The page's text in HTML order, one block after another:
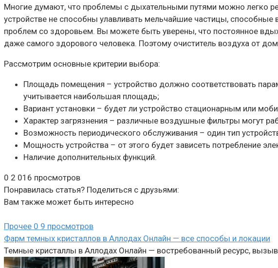
Многие думают, что проблемы с дыхательными путями можно легко
устройстве не способны улавливать мельчайшие частицы, способные
проблем со здоровьем. Вы можете быть уверены, что постоянное
даже самого здорового человека. Поэтому очиститель воздуха от
Рассмотрим основные критерии выбора:
Площадь помещения – устройство должно соответствовать
учитывается наибольшая площадь;
Вариант установки – будет ли устройство стационарным или
Характер загрязнения – различные воздушные фильтры могут
Возможность периодического обслуживания – один тип
Мощность устройства – от этого будет зависеть потребление
Наличие дополнительных функций.
0 2 016 просмотров
Понравилась статья? Поделиться с друзьями:
Вам также может быть интересно
Прочее 0 9 просмотров
Фарм темных кристаллов в Аллодах Онлайн — все способы и локации
Темные кристаллы в Аллодах Онлайн — востребованный ресурс,